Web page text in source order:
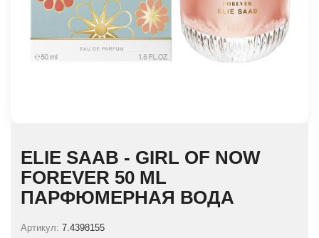
ELIE SAAB - GIRL OF NOW
FOREVER 50 ML
ПАРФЮМЕРНАЯ ВОДА
Артикул: 7.4398155